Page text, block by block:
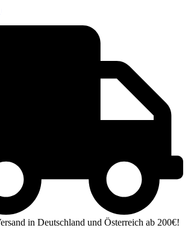
in Deutschland und Österreich ab 200€!